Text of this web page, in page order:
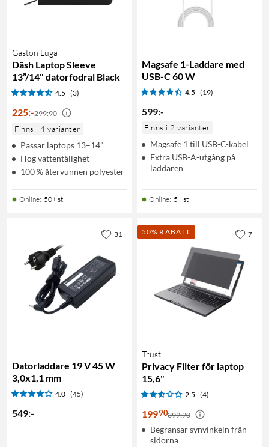
Gaston Luga
Däsh Laptop Sleeve
13”/14" datorfodral Black
4.5 (3)
225:-299:90
Finns i 4 varianter
Passar laptops 13–14”
Hög vattentålighet
100 % återvunnen polyester
Online: 50+ st
Magsafe 1-Laddare med
USB-C 60 W
4.5 (19)
599:-
Finns i 2 varianter
Magsafe 1 till USB-C-kabel
Extra USB-A-utgång på
laddaren
Online: 5+ st
Datorladdare 19 V 45 W
3,0x1,1 mm
4.0 (45)
549:-
31 50% RABATT
Trust
Privacy Filter för laptop
15,6"
2.5 (4)
19990399:90
Begränsar synvinkeln från
sidorna
7